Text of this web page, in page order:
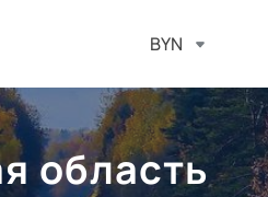
BYN
область